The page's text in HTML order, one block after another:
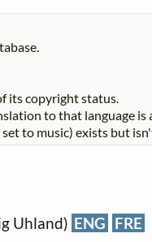
its copyright status.
to that language is
to music) exists but
Uhland) ENG FRE